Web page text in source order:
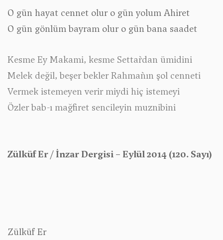
O gün hayat cennet olur o gün yolum Ahiret
O gün gönlüm bayram olur o gün bana saadet
Kesme Ey Makami, kesme Settar`dan ümidini
Melek değil, beşer bekler Rahman`ın şol cenneti
Vermek istemeyen verir miydi hiç istemeyi
Özler bab-ı mağfiret sencileyin muznibini
Zülküf Er / İnzar Dergisi – Eylül 2014 (120. Sayı)
Zülküf Er